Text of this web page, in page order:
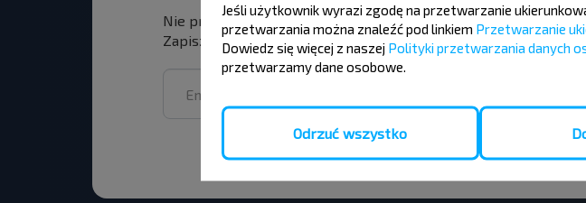
Nie przegap promocji, zniżek i innych ciekawych ofert od
Zapisz się do newslettera i podróżuj z nami jeszcze taniej!
Jeśli użytkownik wyrazi zgodę na przetwarzanie
przetwarzania można znaleźć pod linkiem Przetwarzanie
Dowiedz się więcej z naszej Polityki przetwarzania danych
przetwarzamy dane osobowe.
Odrzuć wszystko